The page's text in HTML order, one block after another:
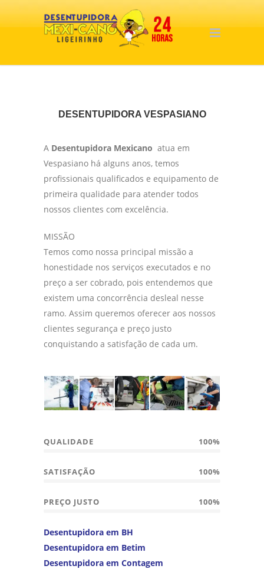
DESENTUPIDORA VESPASIANO
A Desentupidora Mexicano atua em
Vespasiano há alguns anos, temos
profissionais qualificados e equipamento de
primeira qualidade para atender todos
nossos clientes com excelência.
MISSÃO
Temos como nossa principal missão a
honestidade nos serviços executados e no
preço a ser cobrado, pois entendemos que
existem uma concorrência desleal nesse
ramo. Assim queremos oferecer aos nossos
clientes segurança e preço justo
conquistando a satisfação de cada um.
QUALIDADE 100%
SATISFAÇÃO 100%
PREÇO JUSTO 100%
Desentupidora em BH
Desentupidora em Betim
Desentupidora em Contagem